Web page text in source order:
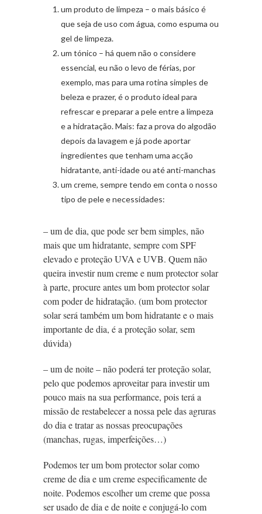
um produto de limpeza – o mais básico é
que seja de uso com água, como espuma ou
gel de limpeza.
um tónico – há quem não o considere
essencial, eu não o levo de férias, por
exemplo, mas para uma rotina simples de
beleza e prazer, é o produto ideal para
refrescar e preparar a pele entre a limpeza
e a hidratação. Mais: faz a prova do algodão
depois da lavagem e já pode aportar
ingredientes que tenham uma acção
hidratante, anti-idade ou até anti-manchas
um creme, sempre tendo em conta o nosso
tipo de pele e necessidades:
– um de dia, que pode ser bem simples, não
mais que um hidratante, sempre com SPF
elevado e proteção UVA e UVB. Quem não
queira investir num creme e num protector solar
à parte, procure antes um bom protector solar
com poder de hidratação. (um bom protector
solar será também um bom hidratante e o mais
importante de dia, é a proteção solar, sem
dúvida)
– um de noite – não poderá ter proteção solar,
pelo que podemos aproveitar para investir um
pouco mais na sua performance, pois terá a
missão de restabelecer a nossa pele das agruras
do dia e tratar as nossas preocupações
(manchas, rugas, imperfeições…)
Podemos ter um bom protector solar como
creme de dia e um creme especificamente de
noite. Podemos escolher um creme que possa
ser usado de dia e de noite e conjugá-lo com